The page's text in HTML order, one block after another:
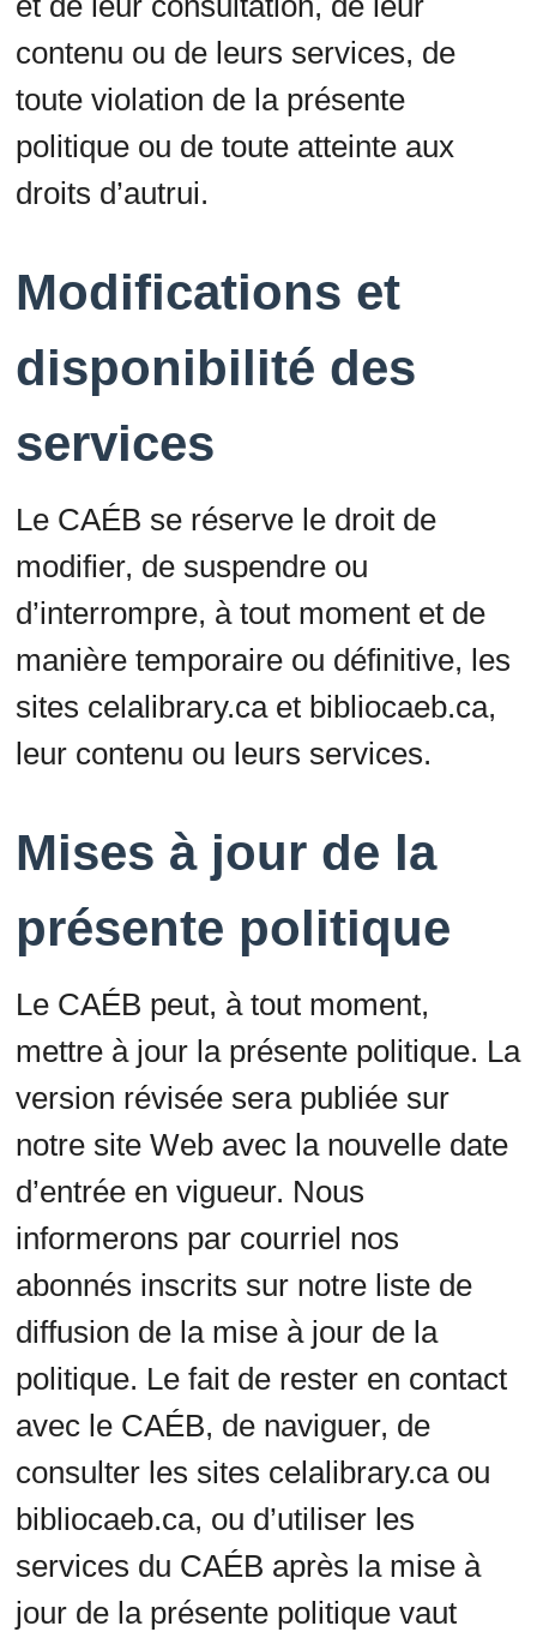
contenu ou de leurs services, de
toute violation de la présente
politique ou de toute atteinte aux
droits d’autrui.
Modifications et
disponibilité des
services
Le CAÉB se réserve le droit de
modifier, de suspendre ou
d’interrompre, à tout moment et de
manière temporaire ou définitive, les
sites celalibrary.ca et bibliocaeb.ca,
leur contenu ou leurs services.
Mises à jour de la
présente politique
Le CAÉB peut, à tout moment,
mettre à jour la présente politique. La
version révisée sera publiée sur
notre site Web avec la nouvelle date
d’entrée en vigueur. Nous
informerons par courriel nos
abonnés inscrits sur notre liste de
diffusion de la mise à jour de la
politique. Le fait de rester en contact
avec le CAÉB, de naviguer, de
consulter les sites celalibrary.ca ou
bibliocaeb.ca, ou d’utiliser les
services du CAÉB après la mise à
jour de la présente politique vaut